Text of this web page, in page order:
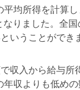
均所得を計算
なりました。全
いうことができ
収入から給与所
収よりも低めの